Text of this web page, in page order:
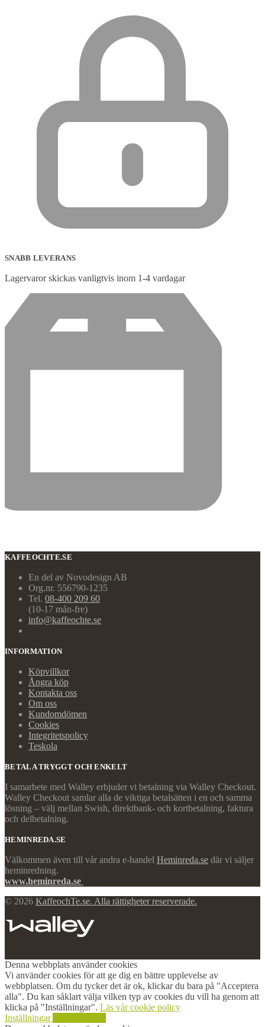
SNABB LEVERANS
Lagervaror skickas vanligtvis inom 1-4 vardagar
KAFFEOCHTE.SE
En del av Novodesign AB
Org.nr. 556790-1235
Tel. 08-400 209 60
(10-17 mån-fre)
info@kaffeochte.se
INFORMATION
Köpvillkor
Ångra köp
Kontakta oss
Om oss
Kundomdömen
Cookies
Integritetspolicy
Teskola
BETALA TRYGGT OCH ENKELT
I samarbete med Walley erbjuder vi betalning via Walley Checkout.
Walley Checkout samlar alla de viktiga betalsätten i en och samma
lösning – välj mellan Swish, direktbank- och kortbetalning, faktura
och delbetalning.
HEMINREDA.SE
Välkommen även till vår andra e-handel Heminreda.se där vi säljer
heminredning.
www.heminreda.se
© 2026 KaffeochTe.se. Alla rättigheter reserverade.
Denna webbplats använder cookies
Vi använder cookies för att ge dig en bättre upplevelse av
webbplatsen. Om du tycker det är ok, klickar du bara på "Acceptera
alla". Du kan såklart välja vilken typ av cookies du vill ha genom att
klicka på "Inställningar". Läs vår cookie policy
Inställningar